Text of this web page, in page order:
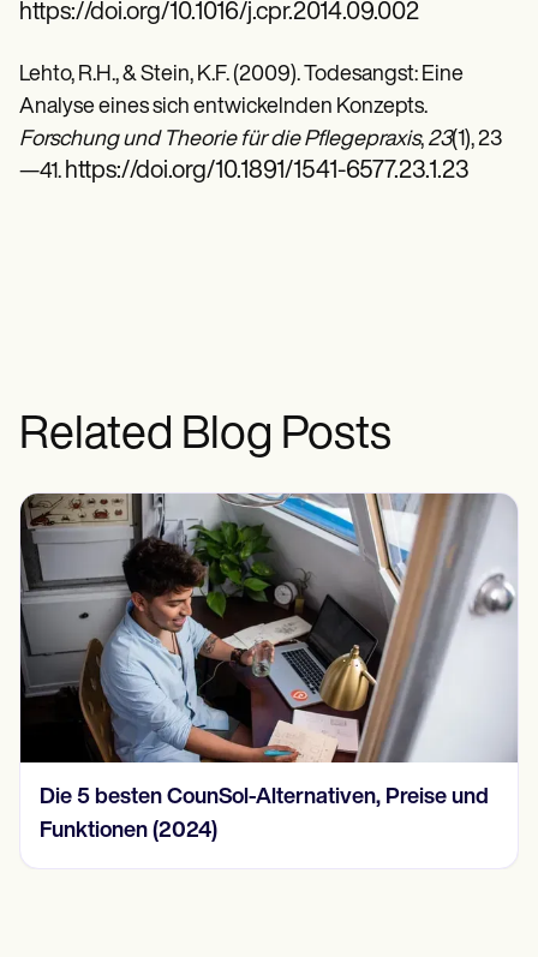
https://doi.org/10.1016/j.cpr.2014.09.002
Lehto, R.H., & Stein, K.F. (2009). Todesangst: Eine
Analyse eines sich entwickelnden Konzepts.
Forschung und Theorie für die Pflegepraxis, 23(1), 23
—41. https://doi.org/10.1891/1541-6577.23.1.23
Related Blog Posts
Die 5 besten CounSol-Alternativen, Preise und
Funktionen (2024)